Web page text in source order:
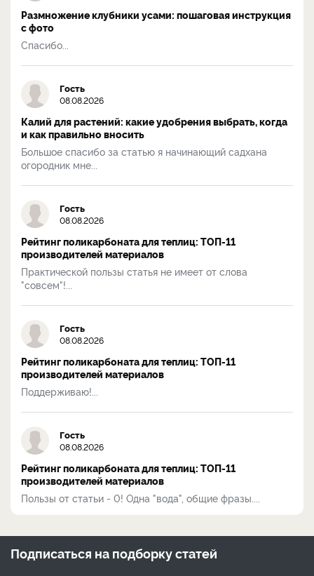
Размножение клубники усами: пошаговая инструкция
с фото
Спасибо...
Гость
08.08.2026
Калий для растений: какие удобрения выбрать, когда
и как правильно вносить
Большое спасибо за статью я начинающий садхана
огородник мне...
Гость
08.08.2026
Рейтинг поликарбоната для теплиц: ТОП-11
производителей материалов
Практической пользы статья не имеет от слова
"совсем"!...
Гость
08.08.2026
Рейтинг поликарбоната для теплиц: ТОП-11
производителей материалов
Поддерживаю!...
Гость
08.08.2026
Рейтинг поликарбоната для теплиц: ТОП-11
производителей материалов
Пользы от статьи - 0! Одна "вода", общие фразы....
Подписаться на подборку статей